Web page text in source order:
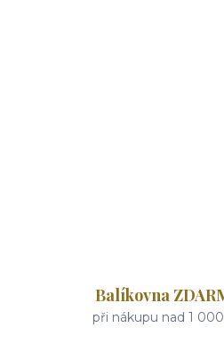
Balíkovna
při nákupu nad 1